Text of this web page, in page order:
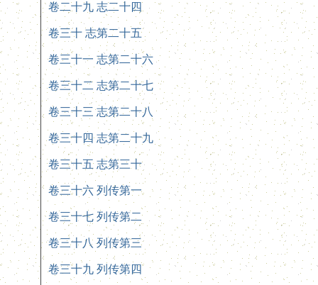
卷二十九 志二十四
卷三十 志第二十五
卷三十一 志第二十六
卷三十二 志第二十七
卷三十三 志第二十八
卷三十四 志第二十九
卷三十五 志第三十
卷三十六 列传第一
卷三十七 列传第二
卷三十八 列传第三
卷三十九 列传第四